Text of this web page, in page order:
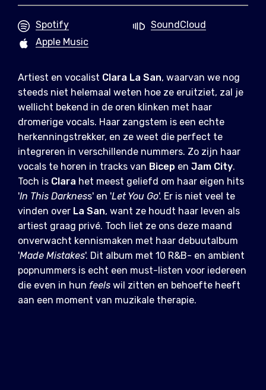
Spotify
SoundCloud
Apple Music
Artiest en vocalist Clara La San, waarvan we nog
steeds niet helemaal weten hoe ze eruitziet, zal je
wellicht bekend in de oren klinken met haar
dromerige vocals. Haar zangstem is een echte
herkenningstrekker, en ze weet die perfect te
integreren in verschillende nummers. Zo zijn haar
vocals te horen in tracks van Bicep en Jam City.
Toch is Clara het meest geliefd om haar eigen hits
'In This Darkness' en 'Let You Go'. Er is niet veel te
vinden over La San, want ze houdt haar leven als
artiest graag privé. Toch liet ze ons deze maand
onverwacht kennismaken met haar debuutalbum
'Made Mistakes'. Dit album met 10 R&B- en ambient
popnummers is echt een must-listen voor iedereen
die even in hun feels wil zitten en behoefte heeft
aan een moment van muzikale therapie.